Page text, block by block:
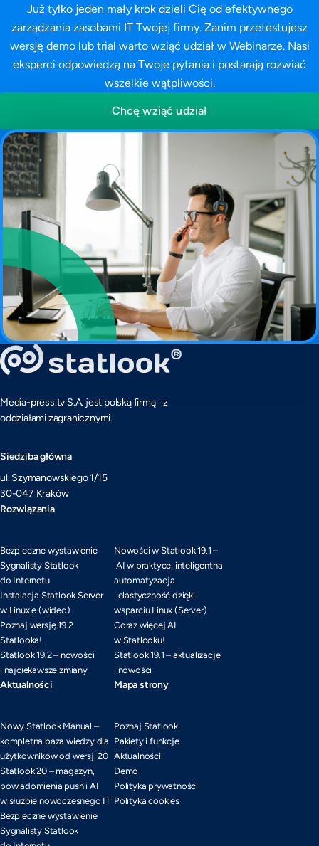
Już tylko jeden mały krok dzieli Cię od efektywnego
zarządzania zasobami IT Twojej firmy. Zanim przetestujesz
wersję demo lub trial warto wziąć udział w Webinarze. Nasi
eksperci odpowiedzą na Twoje pytania i postarają rozwiać
wszelkie wątpliwości.
Chcę wziąć udział
Media-press.tv S.A. jest polską firmą z
oddziałami zagranicznymi.
Siedziba główna
ul. Szymanowskiego 1/15
30-047 Kraków
Rozwiązania
Bezpieczne wystawienie
Sygnalisty Statlook
do Internetu
Instalacja Statlook Server
w Linuxie (wideo)
Poznaj wersję 19.2
Statlooka!
Statlook 19.2 – nowości
i najciekawsze zmiany
Nowości w Statlook 19.1 –
AI w praktyce, inteligentna
automatyzacja
i elastyczność dzięki
wsparciu Linux (Server)
Coraz więcej AI
w Statlooku!
Statlook 19.1 – aktualizacje
i nowości
Aktualności
Nowy Statlook Manual –
kompletna baza wiedzy dla
użytkowników od wersji 20
Statlook 20 – magazyn,
powiadomienia push i AI
w służbie nowoczesnego IT
Bezpieczne wystawienie
Sygnalisty Statlook
Mapa strony
Poznaj Statlook
Pakiety i funkcje
Aktualności
Demo
Polityka prywatności
Polityka cookies